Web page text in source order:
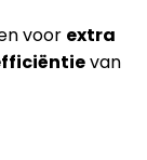
voor extra
van